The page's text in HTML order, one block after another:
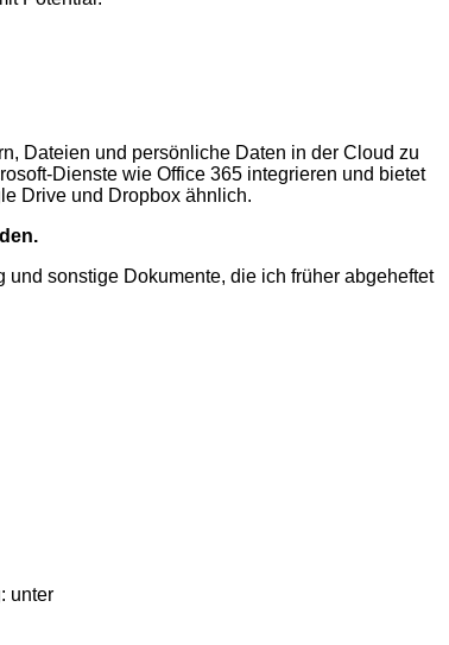
Dateien und persönliche Daten in der Cloud zu
Dienste wie Office 365 integrieren und bietet
Drive und Dropbox ähnlich.
sonstige Dokumente, die ich früher abgeheftet
unter